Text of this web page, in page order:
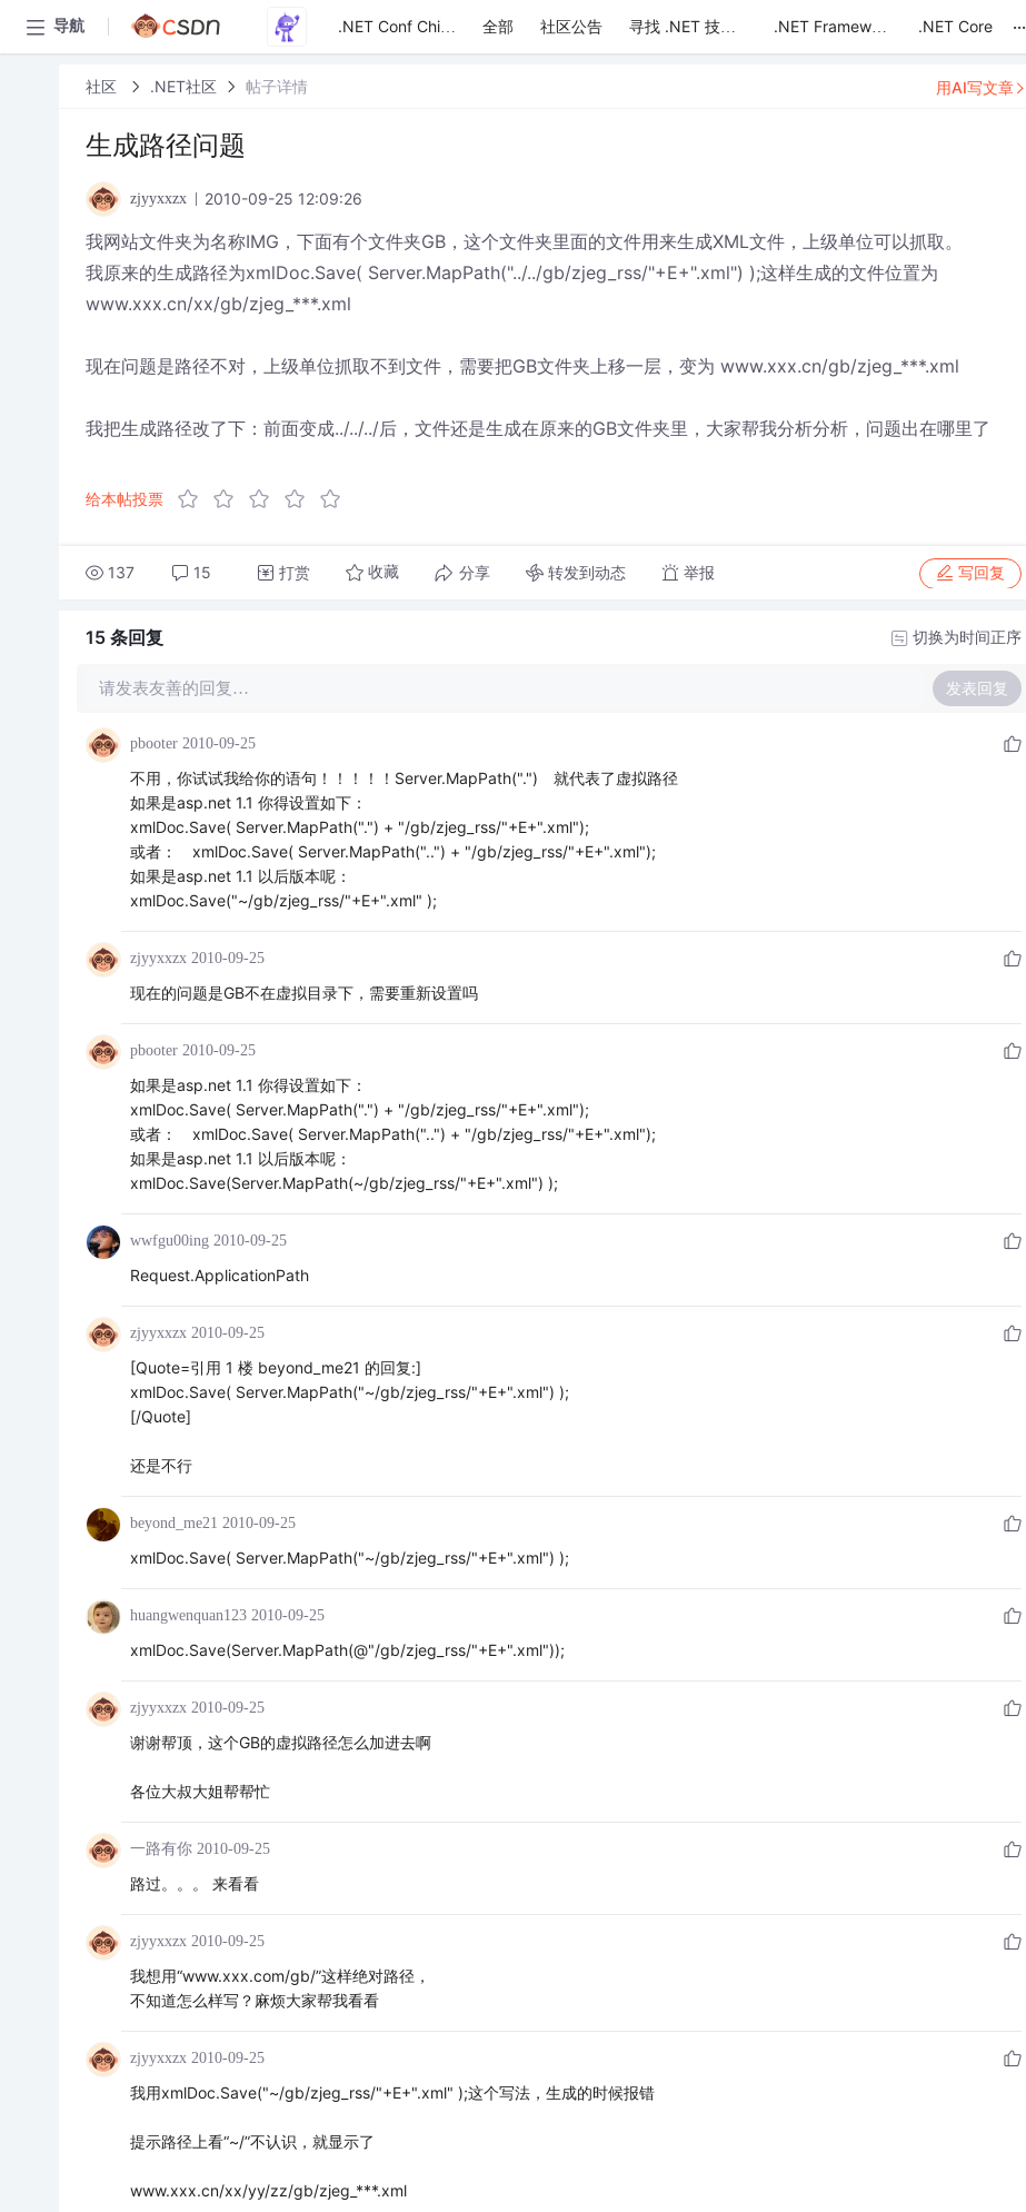
导航 .NET Conf China 全部 社区公告 寻找 .NET 技术达人 .NET Framework .NET Core ...
社区 .NET社区 帖子详情
生成路径问题
zjyyxxzx 2010-09-25 12:09:26
我网站文件夹为名称IMG，下面有个文件夹GB，这个文件夹里面的文件用来生成XML文件，上级单位可以抓取。
我原来的生成路径为xmlDoc.Save( Server.MapPath("../../gb/zjeg_rss/"+E+".xml") );这样生成的文件位置为
www.xxx.cn/xx/gb/zjeg_***.xml
现在问题是路径不对，上级单位抓取不到文件，需要把GB文件夹上移一层，变为 www.xxx.cn/gb/zjeg_***.xml
我把生成路径改了下：前面变成../../../后，文件还是生成在原来的GB文件夹里，大家帮我分析分析，问题出在哪里了
给本帖投票
137 15 打赏 收藏 分享 转发到动态 举报 写回复
用AI写文章
15 条回复 切换为时间正序
请发表友善的回复… 发表回复
pbooter 2010-09-25
不用，你试试我给你的语句！！！！！Server.MapPath(".") 就代表了虚拟路径
如果是asp.net 1.1 你得设置如下：
xmlDoc.Save( Server.MapPath(".") + "/gb/zjeg_rss/"+E+".xml");
或者： xmlDoc.Save( Server.MapPath("..") + "/gb/zjeg_rss/"+E+".xml");
如果是asp.net 1.1 以后版本呢：
xmlDoc.Save("~/gb/zjeg_rss/"+E+".xml" );
zjyyxxzx 2010-09-25
现在的问题是GB不在虚拟目录下，需要重新设置吗
pbooter 2010-09-25
如果是asp.net 1.1 你得设置如下：
xmlDoc.Save( Server.MapPath(".") + "/gb/zjeg_rss/"+E+".xml");
或者： xmlDoc.Save( Server.MapPath("..") + "/gb/zjeg_rss/"+E+".xml");
如果是asp.net 1.1 以后版本呢：
xmlDoc.Save(Server.MapPath(~/gb/zjeg_rss/"+E+".xml") );
wwfgu00ing 2010-09-25
Request.ApplicationPath
zjyyxxzx 2010-09-25
[Quote=引用 1 楼 beyond_me21 的回复:]
xmlDoc.Save( Server.MapPath("~/gb/zjeg_rss/"+E+".xml") );
[/Quote]
还是不行
beyond_me21 2010-09-25
xmlDoc.Save( Server.MapPath("~/gb/zjeg_rss/"+E+".xml") );
huangwenquan123 2010-09-25
xmlDoc.Save(Server.MapPath(@"/gb/zjeg_rss/"+E+".xml"));
zjyyxxzx 2010-09-25
谢谢帮顶，这个GB的虚拟路径怎么加进去啊
各位大叔大姐帮帮忙
一路有你 2010-09-25
路过。。。 来看看
zjyyxxzx 2010-09-25
我想用“www.xxx.com/gb/”这样绝对路径，
不知道怎么样写？麻烦大家帮我看看
zjyyxxzx 2010-09-25
我用xmlDoc.Save("~/gb/zjeg_rss/"+E+".xml" );这个写法，生成的时候报错
提示路径上看“~/”不认识，就显示了
www.xxx.cn/xx/yy/zz/gb/zjeg_***.xml